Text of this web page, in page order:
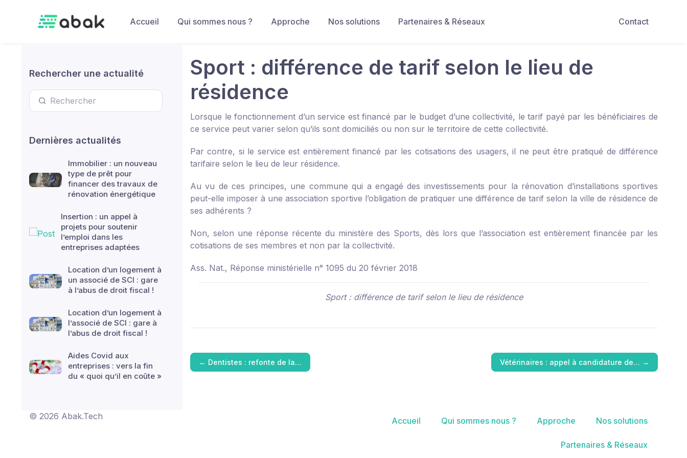
Contact
Accueil Qui sommes nous ? Approche Nos solutions Partenaires & Réseaux
Rechercher une actualité
Dernières actualités
Immobilier : un nouveau
type de prêt pour
financer des travaux de
rénovation énergétique
Insertion : un appel à
projets pour soutenir
l’emploi dans les
entreprises adaptées
Location d’un logement à
un associé de SCI : gare
à l’abus de droit fiscal !
Location d’un logement à
l’associé de SCI : gare à
l’abus de droit fiscal !
Aides Covid aux
entreprises : vers la fin
du « quoi qu’il en coûte »
Sport : différence de tarif selon le lieu de
résidence
Lorsque le fonctionnement d’un service est financé par le budget d’une collectivité, le tarif payé par les bénéficiaires de
ce service peut varier selon qu’ils sont domiciliés ou non sur le territoire de cette collectivité.
Par contre, si le service est entièrement financé par les cotisations des usagers, il ne peut être pratiqué de différence
tarifaire selon le lieu de leur résidence.
Au vu de ces principes, une commune qui a engagé des investissements pour la rénovation d’installations sportives
peut-elle imposer à une association sportive l’obligation de pratiquer une différence de tarif selon la ville de résidence de
ses adhérents ?
Non, selon une réponse récente du ministère des Sports, dès lors que l’association est entièrement financée par les
cotisations de ses membres et non par la collectivité.
Ass. Nat., Réponse ministérielle n° 1095 du 20 février 2018
Sport : différence de tarif selon le lieu de résidence
← Dentistes : refonte de la… Vétérinaires : appel à candidature de… →
© 2026 Abak.Tech Accueil Qui sommes nous ? Approche Nos solutions
Partenaires & Réseaux